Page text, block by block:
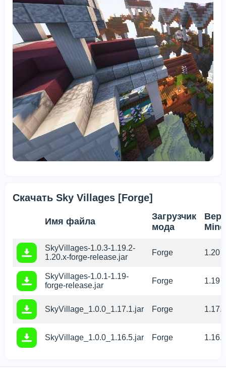
Скачать Sky Villages [Forge]
Имя файла
Загрузчик
мода
SkyVillages-1.0.3-1.19.2-
1.20.x-forge-release.jar
Forge 1.20
SkyVillages-1.0.1-1.19-
forge-release.jar
Forge 1.19
SkyVillage_1.0.0_1.17.1.jar Forge 1.17.1
SkyVillage_1.0.0_1.16.5.jar Forge 1.16.5
Мы используем файлы cookie